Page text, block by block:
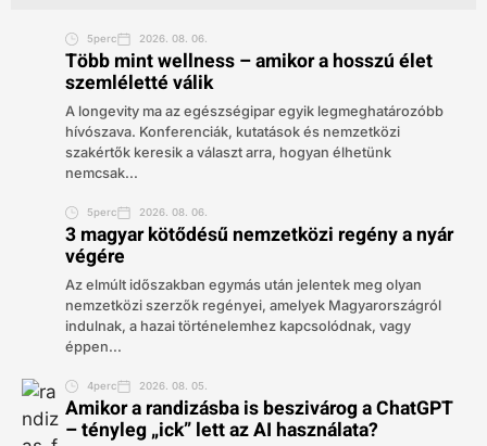
5perc 2026. 08. 06.
Több mint wellness – amikor a hosszú élet
szemléletté válik
A longevity ma az egészségipar egyik legmeghatározóbb
hívószava. Konferenciák, kutatások és nemzetközi
szakértők keresik a választ arra, hogyan élhetünk
nemcsak...
5perc 2026. 08. 06.
3 magyar kötődésű nemzetközi regény a nyár
végére
Az elmúlt időszakban egymás után jelentek meg olyan
nemzetközi szerzők regényei, amelyek Magyarországról
indulnak, a hazai történelemhez kapcsolódnak, vagy
éppen...
4perc 2026. 08. 05.
Amikor a randizásba is beszivárog a ChatGPT
– tényleg „ick” lett az AI használata?